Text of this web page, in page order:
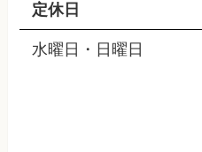
定休日
水曜日・日曜日